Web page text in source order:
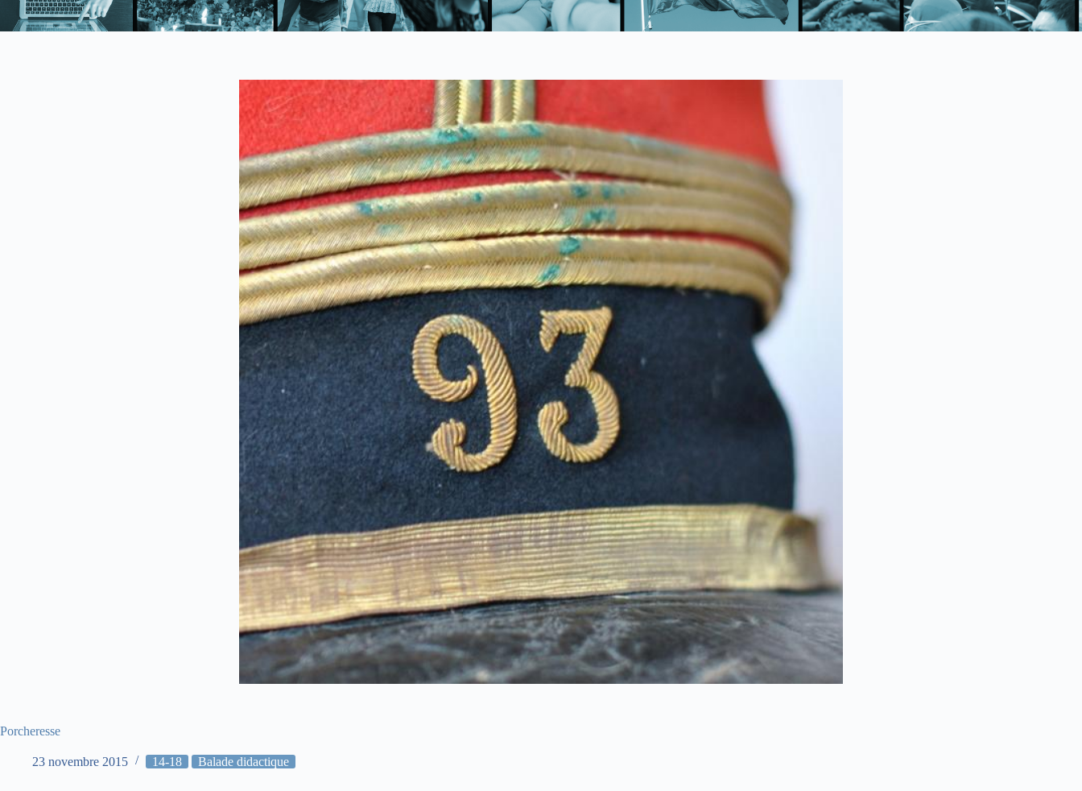
Porcheresse
23 novembre 2015 14-18 Balade didactique